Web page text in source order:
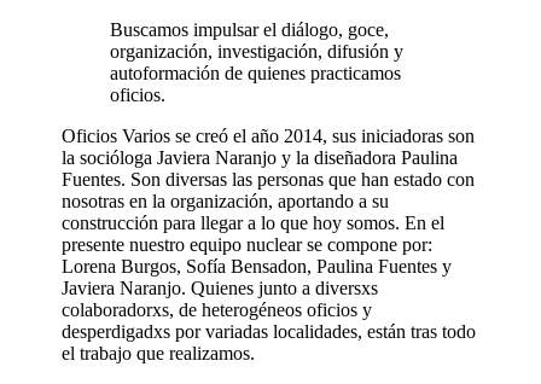
Buscamos impulsar el diálogo, goce,
organización, investigación, difusión y
autoformación de quienes practicamos
oficios.
Oficios Varios se creó el año 2014, sus iniciadoras son
la socióloga Javiera Naranjo y la diseñadora Paulina
Fuentes. Son diversas las personas que han estado con
nosotras en la organización, aportando a su
construcción para llegar a lo que hoy somos. En el
presente nuestro equipo nuclear se compone por:
Lorena Burgos, Sofía Bensadon, Paulina Fuentes y
Javiera Naranjo. Quienes junto a diversxs
colaboradorxs, de heterogéneos oficios y
desperdigadxs por variadas localidades, están tras todo
el trabajo que realizamos.